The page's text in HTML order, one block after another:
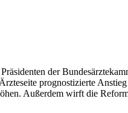
der
prognostizierte
Außerdem wirft die